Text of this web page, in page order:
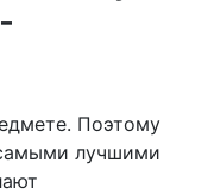
Поэтому
лучшими